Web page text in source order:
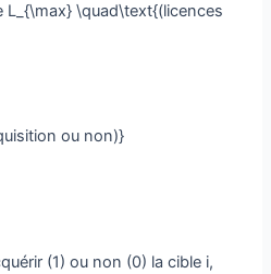
L_{\max} \quad\text{(licences
ou non)}
(1) ou non (0) la cible i,